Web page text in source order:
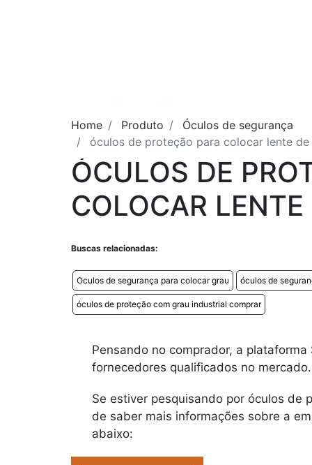
Home Produto
Óculos de segurança
óculos de proteção para colocar lente de
ÓCULOS DE
COLOCAR LENTE
Buscas relacionadas:
Oculos de segurança para colocar grau óculos de
óculos de proteção com grau industrial comprar
Pensando no comprador, a
fornecedores qualificados no mercado.
Se estiver pesquisando por óculos de
de saber mais informações sobre a
abaixo: